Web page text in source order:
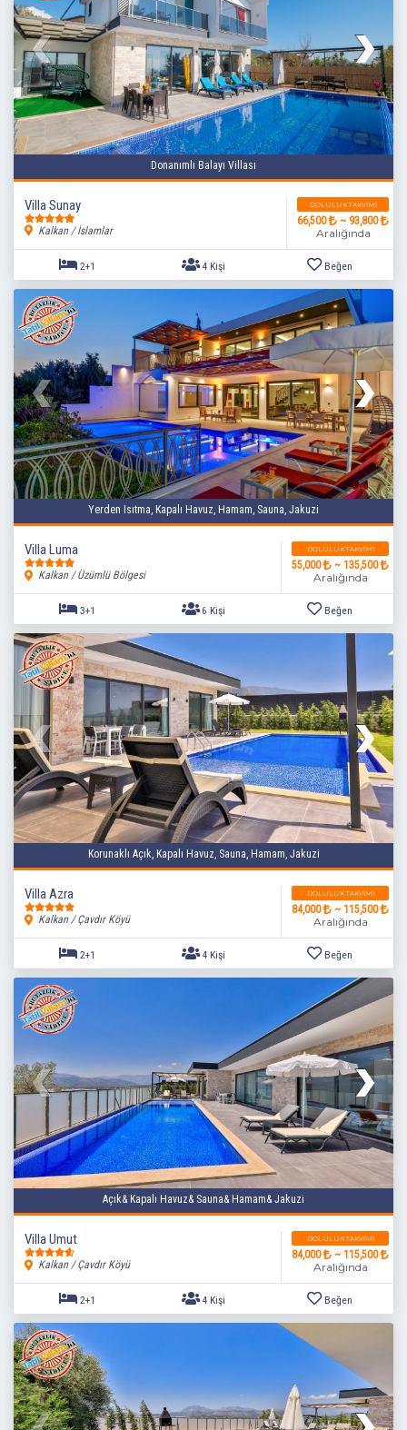
2+1 4 Kişi Beğen
Donanımlı Balayı Villası
Villa Sunay
Kalkan / İslamlar
DOLULUK TAKVIMI
66,500 ~ 93,800
Aralığında
2+1 4 Kişi Beğen
Yerden Isıtma, Kapalı Havuz, Hamam, Sauna, Jakuzi
Villa Luma
Kalkan / Üzümlü Bölgesi
DOLULUK TAKVIMI
55,000 ~ 135,500
Aralığında
Korunaklı Açık, Kapalı Havuz, Sauna, Hamam, Jakuzi
Villa Azra
Kalkan / Çavdır Köyü
DOLULUK TAKVIMI
84,000 ~ 115,500
Aralığında
2+1 Beğen
Açık& Kapalı Havuz& Sauna& Hamam& Jakuzi
Villa Umut
Kalkan / Çavdır Köyü
DOLULUK TAKVIMI
84,000 ~ 115,500
Aralığında